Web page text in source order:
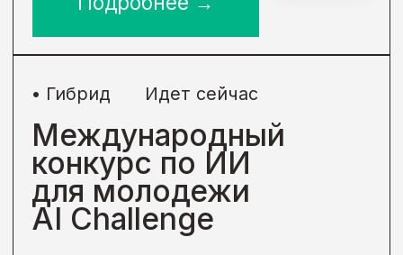
Онлайн-курс
Категория
Дети до 18 лет